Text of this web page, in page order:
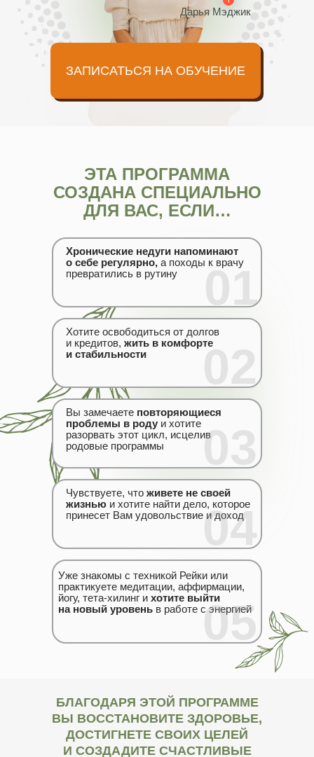
ЗАПИСАТЬСЯ НА ОБУЧЕНИЕ
Дарья Мэджик
Хронические недуги напоминают
о себе регулярно, а походы к врачу
превратились в рутину
Хотите освободиться от долгов
и кредитов, жить в комфорте
и стабильности
ЭТА ПРОГРАММА
СОЗДАНА СПЕЦИАЛЬНО
ДЛЯ ВАС, ЕСЛИ…
Вы замечаете повторяющиеся
проблемы в роду и хотите
разорвать этот цикл, исцелив
родовые программы
Чувствуете, что живете не своей
жизнью и хотите найти дело, которое
принесет Вам удовольствие и доход
Уже знакомы с техникой Рейки или
практикуете медитации, аффирмации,
йогу, тета-хилинг и хотите выйти
на новый уровень в работе с энергией
01
03
05
04
БЛАГОДАРЯ ЭТОЙ ПРОГРАММЕ
ВЫ ВОССТАНОВИТЕ ЗДОРОВЬЕ,
ДОСТИГНЕТЕ СВОИХ ЦЕЛЕЙ
И СОЗДАДИТЕ СЧАСТЛИВЫЕ